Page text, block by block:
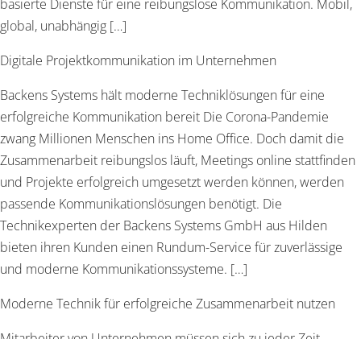
basierte Dienste für eine reibungslose Kommunikation. Mobil,
global, unabhängig […]
Digitale Projektkommunikation im Unternehmen
Backens Systems hält moderne Techniklösungen für eine
erfolgreiche Kommunikation bereit Die Corona-Pandemie
zwang Millionen Menschen ins Home Office. Doch damit die
Zusammenarbeit reibungslos läuft, Meetings online stattfinden
und Projekte erfolgreich umgesetzt werden können, werden
passende Kommunikationslösungen benötigt. Die
Technikexperten der Backens Systems GmbH aus Hilden
bieten ihren Kunden einen Rundum-Service für zuverlässige
und moderne Kommunikationssysteme. […]
Moderne Technik für erfolgreiche Zusammenarbeit nutzen